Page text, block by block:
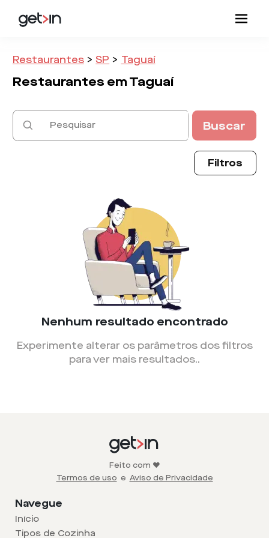
Restaurantes > SP > Taguaí
Restaurantes emTaguaí
Buscar
Filtros
Nenhum resultado encontrado
Experimente alterar os parâmetros dos filtros
para ver mais resultados..
Feito com ❤️
Termos de uso e Aviso de Privacidade
Navegue
Início
Tipos de Cozinha